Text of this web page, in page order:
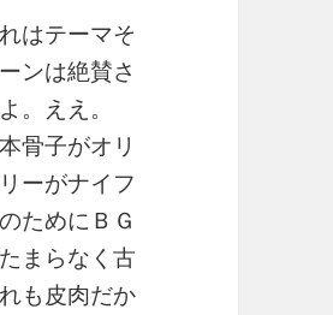
はテーマそ
ンは絶賛さ
。ええ。
骨子がオリ
ーがナイフ
ためにＢＧ
まらなく古
も皮肉だか